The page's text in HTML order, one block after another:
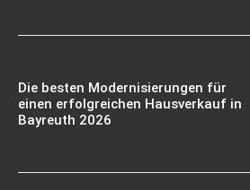
Die besten Modernisierungen für
einen erfolgreichen Hausverkauf in
Bayreuth 2026